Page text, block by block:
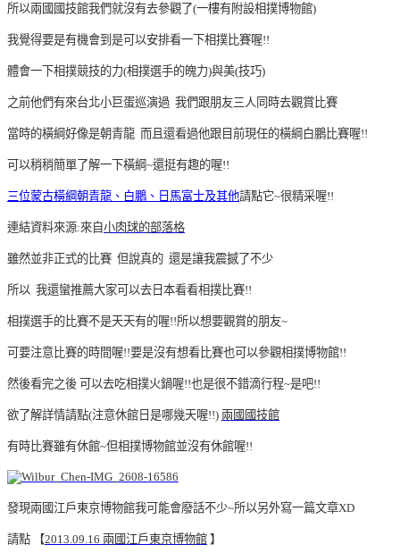
所以兩國國技館我們就沒有去參觀了(一樓有附設相撲博物館)
我覺得要是有機會到是可以安排看一下相撲比賽喔!!
體會一下相撲競技的力(相撲選手的魄力)與美(技巧)
之前他們有來台北小巨蛋巡演過 我們跟朋友三人同時去觀賞比賽
當時的橫綱好像是朝青龍 而且還看過他跟目前現任的橫綱白鵬比賽喔!!
可以稍稍簡單了解一下橫綱~還挺有趣的喔!!
三位蒙古橫綱朝青龍、白鵬、日馬富士及其他請點它~很精采喔!!
連結資料來源:來自小肉球的部落格
雖然並非正式的比賽 但說真的 還是讓我震撼了不少
所以 我還蠻推薦大家可以去日本看看相撲比賽!!
相撲選手的比賽不是天天有的喔!!所以想要觀賞的朋友~
可要注意比賽的時間喔!!要是沒有想看比賽也可以參觀相撲博物館!!
然後看完之後 可以去吃相撲火鍋喔!!也是很不錯滴行程~是吧!!
欲了解詳情請點(注意休館日是哪幾天喔!!) 兩國國技館
有時比賽雖有休館~但相撲博物館並沒有休館喔!!
發現兩國江戶東京博物館我可能會廢話不少~所以另外寫一篇文章XD
請點 【2013.09.16 兩國江戶東京博物館 】